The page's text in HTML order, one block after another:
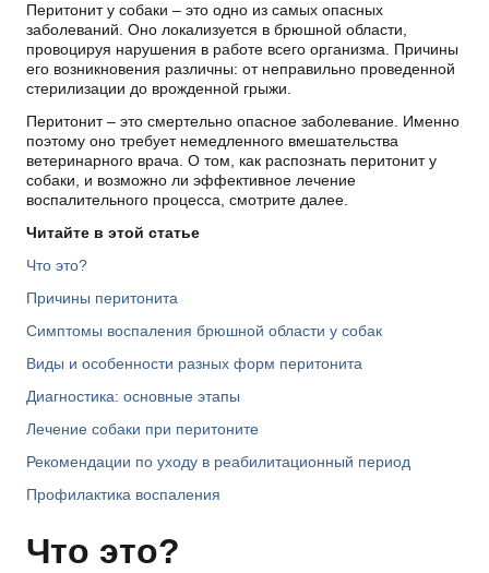
Перитонит у собаки – это одно из самых опасных
заболеваний. Оно локализуется в брюшной области,
провоцируя нарушения в работе всего организма. Причины
его возникновения различны: от неправильно проведенной
стерилизации до врожденной грыжи.
Перитонит – это смертельно опасное заболевание. Именно
поэтому оно требует немедленного вмешательства
ветеринарного врача. О том, как распознать перитонит у
собаки, и возможно ли эффективное лечение
воспалительного процесса, смотрите далее.
Читайте в этой статье
Что это?
Причины перитонита
Симптомы воспаления брюшной области у собак
Виды и особенности разных форм перитонита
Диагностика: основные этапы
Лечение собаки при перитоните
Рекомендации по уходу в реабилитационный период
Профилактика воспаления
Что это?